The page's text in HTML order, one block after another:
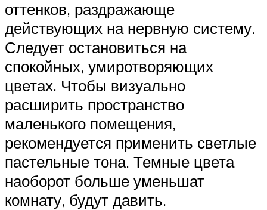
оттенков, раздражающе
действующих на нервную систему.
Следует остановиться на
спокойных, умиротворяющих
цветах. Чтобы визуально
расширить пространство
маленького помещения,
рекомендуется применить светлые
пастельные тона. Темные цвета
наоборот больше уменьшат
комнату, будут давить.